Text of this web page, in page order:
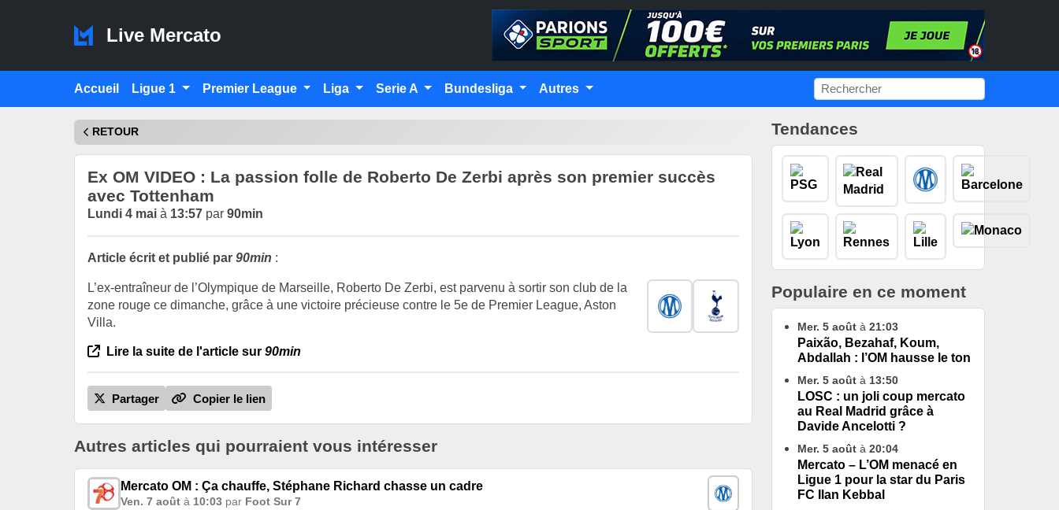
Live Mercato
Accueil Ligue 1 Premier League Liga Serie A Bundesliga Autres
RETOUR
Ex OM VIDEO : La passion folle de Roberto De Zerbi après son premier succès
avec Tottenham
Lundi 4 mai à 13:57 par 90min
Article écrit et publié par 90min :
L’ex-entraîneur de l’Olympique de Marseille, Roberto De Zerbi, est parvenu à sortir son club de la
zone rouge ce dimanche, grâce à une victoire précieuse contre le 5e de Premier League, Aston
Villa.
Lire la suite de l'article sur 90min
Partager Copier le lien
Autres articles qui pourraient vous intéresser
Mercato OM : Ça chauffe, Stéphane Richard chasse un cadre
Ven. 7 août à 10:03 par Foot Sur 7
Tendances
Populaire en ce moment
Mer. 5 août à 21:03
Paixão, Bezahaf, Koum,
Abdallah : l’OM hausse le ton
Mer. 5 août à 13:50
LOSC : un joli coup mercato
au Real Madrid grâce à
Davide Ancelotti ?
Mer. 5 août à 20:04
Mercato – L’OM menacé en
Ligue 1 pour la star du Paris
FC Ilan Kebbal